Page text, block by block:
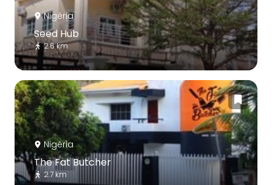
Nigéria
Seed Hub
2.6 km
Nigéria
The Fat Butcher
2.7 km